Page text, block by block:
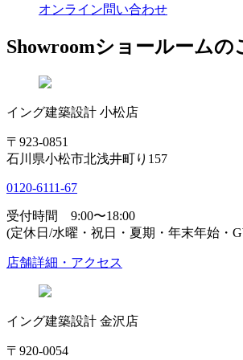
オンライン問い合わせ
Showroomショールームの
イング建築設計 小松店
〒923-0851
石川県小松市北浅井町り157
0120-6111-67
受付時間 9:00〜18:00
(定休日/水曜・祝日・夏期・年末年始・
店舗詳細・アクセス
イング建築設計 金沢店
〒920-0054